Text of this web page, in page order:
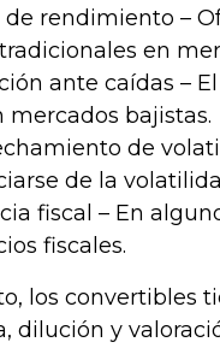
de rendimiento –
en
ante caídas –
mercados bajistas.
de
de la
fiscal – En
fiscales.
los convertibles
dilución y